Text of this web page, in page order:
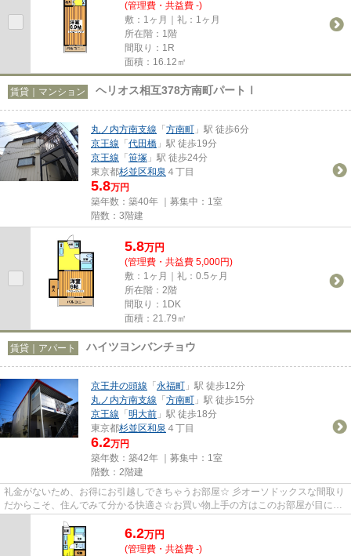
(管理費・共益費 -)
敷：1ヶ月｜礼：1ヶ月
所在階：1階
間取り：1R
面積：16.12㎡
賃貸｜マンション ヘリオス相互378方南町パートⅠ
丸ノ内方南支線 「方南町 」駅 徒歩6分
京王線 「代田橋 」駅 徒歩19分
京王線 「笹塚 」駅 徒歩24分
東京都杉並区和泉 ４丁目
5.8万円
築年数：築40年 ｜募集中： 1室
階数：3階建
5.8万円
(管理費・共益費 5,000円)
敷：1ヶ月｜礼：0.5ヶ月
所在階：2階
間取り：1DK
面積：21.79㎡
賃貸｜アパート ハイツヨンバンチョウ
京王井の頭線 「永福町 」駅 徒歩12分
丸ノ内方南支線 「方南町 」駅 徒歩15分
京王線 「明大前 」駅 徒歩18分
東京都杉並区和泉 ４丁目
6.2万円
築年数：築42年 ｜募集中： 1室
階数：2階建
礼金がないため、お得にお引越しできちゃうお部屋☆ 彡オーソドックスな間取り
だからこそ、住んでみて分かる快適さ☆お買い物上手の方はこのお部屋が目に止
まるのは間違いなしです(^_-)-☆
6.2万円
(管理費・共益費 -)